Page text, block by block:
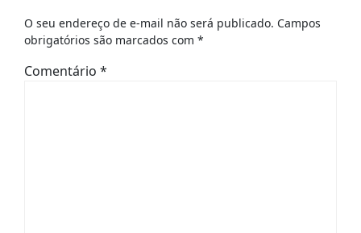
O seu endereço de e-mail não será publicado. Campos
obrigatórios são marcados com *
Comentário *